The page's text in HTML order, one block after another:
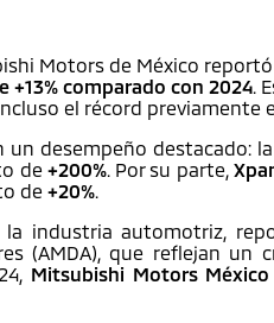
Motors de México
+13% comparado con 2024.
el récord previamente
un desempeño destacado:
de +200%. Por su parte,
de +20%.
industria automotriz,
(AMDA), que reflejan
Mitsubishi Motors